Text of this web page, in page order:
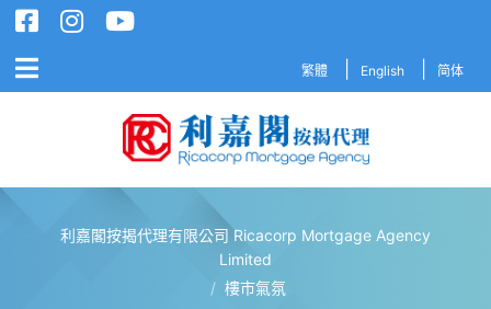
繁體 English 简体
利嘉閣按揭代理有限公司 Ricacorp Mortgage Agency
Limited
/ 樓市氣氛